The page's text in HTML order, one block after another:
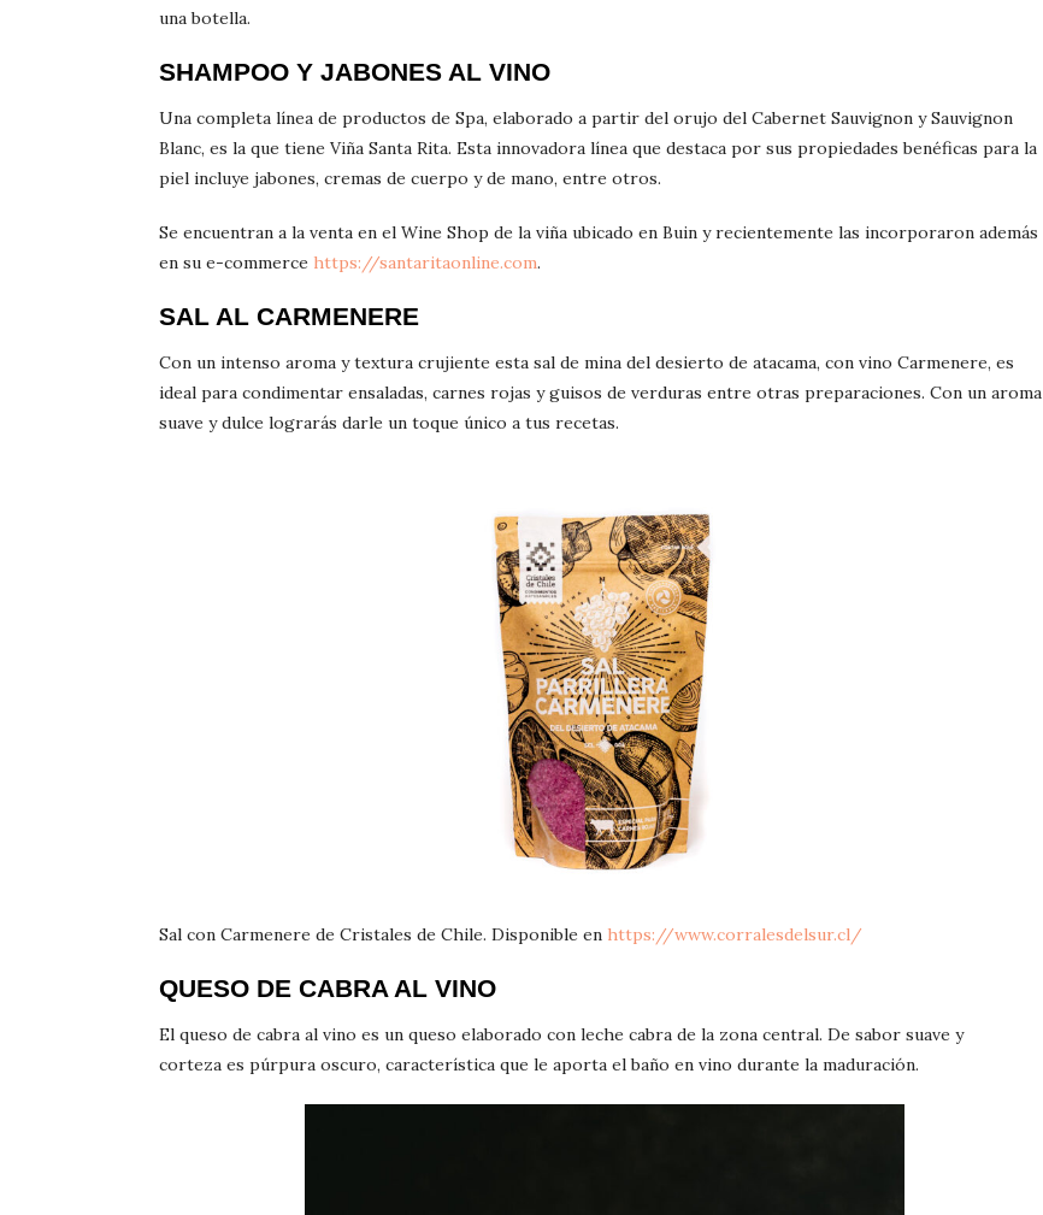
una botella.
SHAMPOO Y JABONES AL VINO
Una completa línea de productos de Spa, elaborado a partir del orujo del Cabernet Sauvignon y Sauvignon
Blanc, es la que tiene Viña Santa Rita. Esta innovadora línea que destaca por sus propiedades benéficas para la
piel incluye jabones, cremas de cuerpo y de mano, entre otros.
Se encuentran a la venta en el Wine Shop de la viña ubicado en Buin y recientemente las incorporaron además
en su e-commerce https://santaritaonline.com.
SAL AL CARMENERE
Con un intenso aroma y textura crujiente esta sal de mina del desierto de atacama, con vino Carmenere, es
ideal para condimentar ensaladas, carnes rojas y guisos de verduras entre otras preparaciones. Con un aroma
suave y dulce lograrás darle un toque único a tus recetas.
Sal con Carmenere de Cristales de Chile. Disponible en https://www.corralesdelsur.cl/
QUESO DE CABRA AL VINO
El queso de cabra al vino es un queso elaborado con leche cabra de la zona central. De sabor suave y
corteza es púrpura oscuro, característica que le aporta el baño en vino durante la maduración.